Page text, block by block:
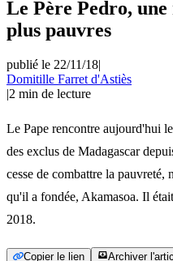
Le Père Pedro,
plus pauvres
publié le 22/11/18|
Domitille Farret d'Astiès
|2 min de lecture
Le Pape rencontre aujourd'hui
des exclus de Madagascar
cesse de combattre la pauvreté,
qu'il a fondée, Akamasoa. Il
2018.
Copier le lien Archiver